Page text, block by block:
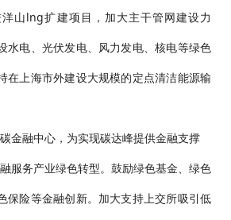
山lng扩建项目，加大主干管网建设力
水电、光伏发电、风力发电、核电等绿色
在上海市外建设大规模的定点清洁能源输
碳金融中心，为实现碳达峰提供金融支撑
服务产业绿色转型。鼓励绿色基金、绿色
保险等金融创新。加大支持上交所吸引低